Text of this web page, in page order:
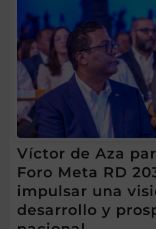
Víctor de Aza
Foro Meta RD
impulsar una
desarrollo y